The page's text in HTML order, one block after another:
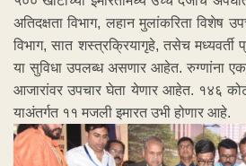
अतिदक्षता विभाग, लहान मुलांकरिता विशेष
विभाग, सात शस्त्रक्रियागृहे, तसेच मध्यवर्ती
या सुविधा उपलब्ध असणार आहेत. रुग्णांना
आजारांवर उपचार घेता येणार आहेत. १४६
याअंतर्गत ११ मजली इमारत उभी होणार आहे.